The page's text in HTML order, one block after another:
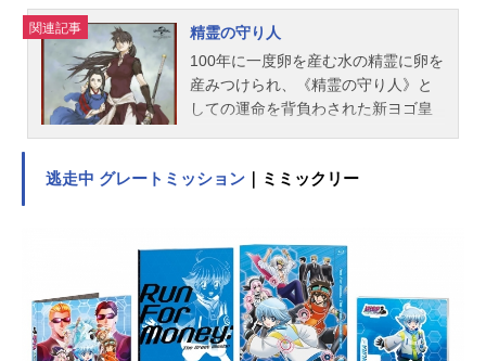
委員会『格闘美神...
関連記事
精霊の守り人
100年に一度卵を産む水の精霊に卵を
産みつけられ、《精霊の守り人》と
しての運命を背負わされた新ヨゴ皇
チャグムを守るよう母妃に託された
かる――。作品名精霊の守り人放送
形態TVアニメスケジュール2007年4
月7日（土）～2007年9月29日（土）
NHK-BS2にて話数全26話キャストバ
ルサ：安藤麻吹チャグム：安達直人
逃走中 グレートミッション ｜ミミックリー